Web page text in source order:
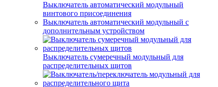
Выключатель автоматический модульный
винтового присоединения
Выключатель автоматический модульный с
дополнительным устройством
Выключатель сумеречный модульный для
распределительных щитов